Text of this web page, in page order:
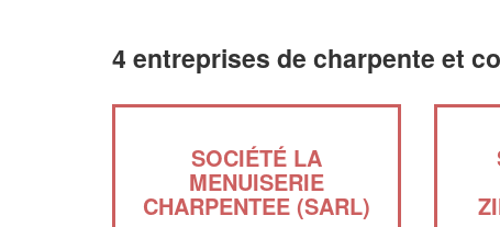
4 entreprises de charpente et
SOCIÉTÉ LA
MENUISERIE
CHARPENTEE (SARL)